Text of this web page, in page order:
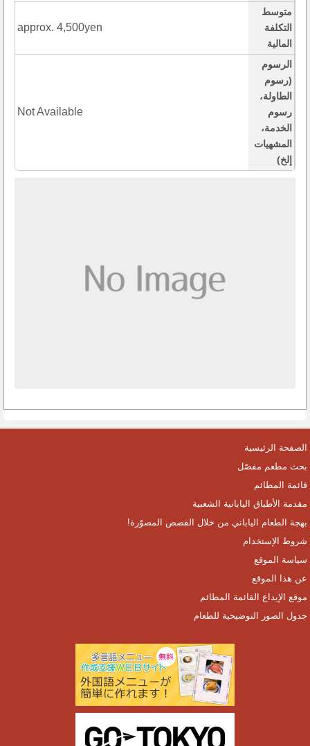
متوسط
التكلفة
المالية
approx. 4,500yen
الرسوم
(رسوم
الطاولة،
رسوم
الخدمة،
المشهيات
إلخ)
Not Available
الصفحة الرئيسية
بحث مطعم مفصّل
قائمة المطائم
مقدمة الأطباق اليابانية الشعبية
بهجة الطعام الياباني من خلال القصص المصوّرة!
شروط الإستخدام
سياسة الموقع
عن هذا الموقع
موقع الإيداع القائمة المطائم
جدول الصور التوضيحية للطعام